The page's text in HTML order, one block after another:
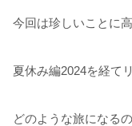
今回は珍しいことに
夏休み編2024を経て
どのような旅になる